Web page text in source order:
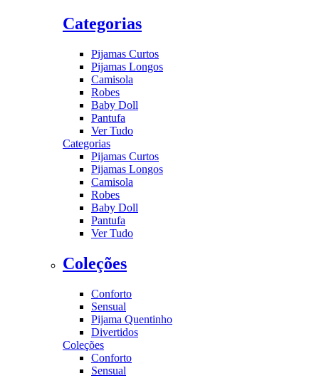
Categorias
Pijamas Curtos
Pijamas Longos
Camisola
Robes
Baby Doll
Pantufa
Ver Tudo
Categorias
Pijamas Curtos
Pijamas Longos
Camisola
Robes
Baby Doll
Pantufa
Ver Tudo
Coleções
Conforto
Sensual
Pijama Quentinho
Divertidos
Coleções
Conforto
Sensual